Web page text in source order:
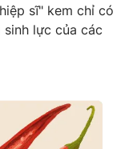
sĩ" kem chỉ có
lực của các